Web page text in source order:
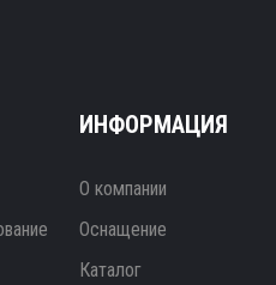
ИНФОРМАЦИЯ
О компании
Оснащение
Каталог